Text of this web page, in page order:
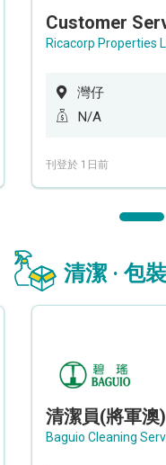
Customer
Ricacorp Properties
灣仔
N/A
刊登於 1日前
清潔 · 包
清潔員(將軍澳)
Baguio Cleaning